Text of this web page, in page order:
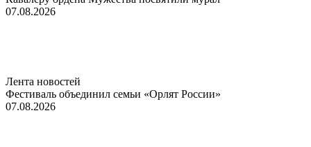
07.08.2026
Лента новостей
Фестиваль объединил семьи «Орлят России»
07.08.2026